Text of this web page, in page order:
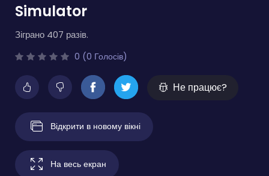
Simulator
Зіграно 407 разів.
0 (0 Голосів)
Не працює?
Відкрити в новому вікні
На весь екран